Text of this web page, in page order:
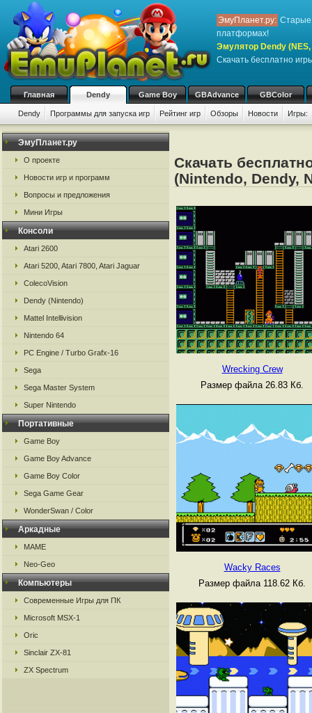
ЭмуПланет.ру: Старые
платформах!
Эмулятор Dendy
Скачать бесплатно
Главная Dendy Game Boy GBAdvance GBColor
Dendy Программы для запуска игр Рейтинг игр Обзоры Новости Игры:
ЭмуПланет.ру
О проекте
Новости игр и программ
Вопросы и предложения
Мини Игры
Консоли
Atari 2600
Atari 5200, Atari 7800, Atari Jaguar
ColecoVision
Dendy (Nintendo)
Mattel Intellivision
Nintendo 64
PC Engine / Turbo Grafx-16
Sega
Sega Master System
Super Nintendo
Портативные
Game Boy
Game Boy Advance
Game Boy Color
Sega Game Gear
WonderSwan / Color
Аркадные
MAME
Neo-Geo
Компьютеры
Современные Игры для ПК
Microsoft MSX-1
Oric
Sinclair ZX-81
ZX Spectrum
Скачать
(Nintendo, Dendy,
Wrecking Crew
Размер файла 26.83 Кб.
Wacky Races
Размер файла 118.62 Кб.